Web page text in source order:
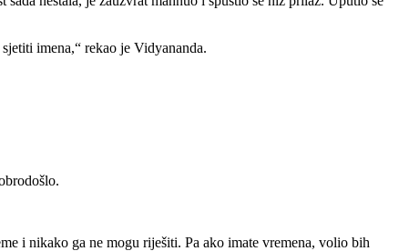
imena,“ rekao je Vidyananda.
i nikako ga ne mogu riješiti. Pa ako imate vremena, volio bih